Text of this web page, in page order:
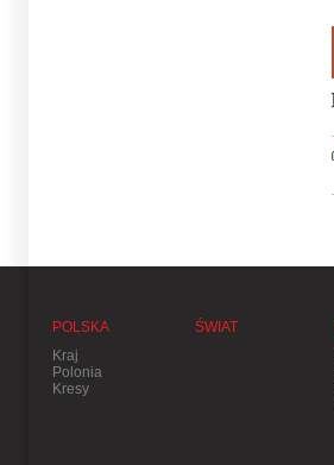
POLSKA
Kraj
Polonia
Kresy
ŚWIAT